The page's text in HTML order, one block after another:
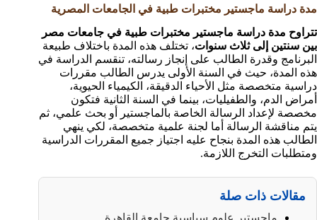
مدة دراسة ماجستير مختبرات طبية في الجامعات المصرية
تتراوح مدة دراسة ماجستير مختبرات طبية في جامعات مصر
بين سنتين إلى ثلاث سنوات، تختلف هذه المدة باختلاف طبيعة
البرنامج وقدرة الطالب على إنجاز رسالته، تنقسم الدراسة في
هذه المدة، حيث في السنة الأولى يدرس الطالب مقررات
دراسية متخصصة مثل الأحياء الدقيقة، الكيمياء الحيوية،
أمراض الدم، والطفيليات، بينما في السنة الثانية فتكون
مخصصة لإعداد الرسالة الخاصة بالماجستير أو بحث علمي، ثم
يتم مناقشة الرسالة أما لجنة علمية متخصصة، لكي ينهي
الطالب هذه المدة بنجاح عليه اجتياز جميع المقررات الدراسية
ومتطلبات التخرج اللازمة.
مقالات ذات صلة